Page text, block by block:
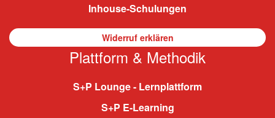
Inhouse-Schulungen
Widerruf erklären
Plattform & Methodik
S+P Lounge - Lernplattform
S+P E-Learning